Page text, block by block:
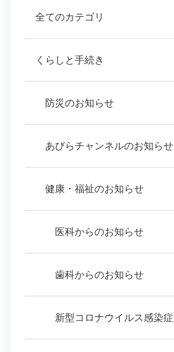
全てのカテゴリ
くらしと手続き
防災のお知らせ
あびらチャンネルのお知らせ
健康・福祉のお知らせ
医科からのお知らせ
歯科からのお知らせ
新型コロナウイルス感染症